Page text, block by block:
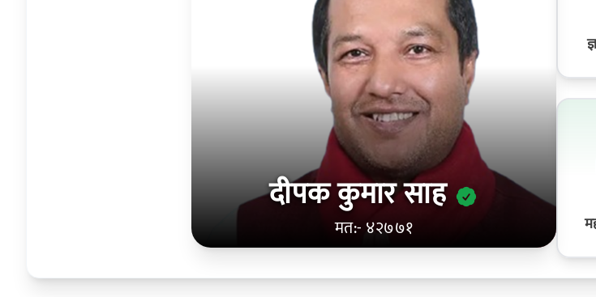
दीपक कुमार साह
मत:- ४२७७१